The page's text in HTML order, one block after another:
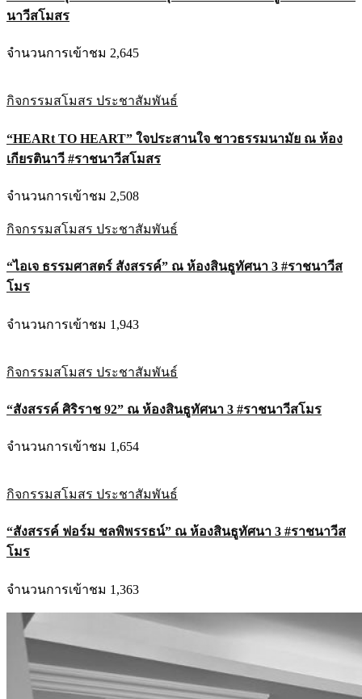
นาวีสโมสร
จำนวนการเข้าชม 2,645
กิจกรรมสโมสร ประชาสัมพันธ์
“HEARt TO HEART” ใจประสานใจ ชาวธรรมนามัย ณ ห้อง
เกียรตินาวี #ราชนาวีสโมสร
จำนวนการเข้าชม 2,508
กิจกรรมสโมสร ประชาสัมพันธ์
“ไอเจ ธรรมศาสตร์ สังสรรค์” ณ ห้องสินธูทัศนา 3 #ราชนาวีส
โมร
จำนวนการเข้าชม 1,943
กิจกรรมสโมสร ประชาสัมพันธ์
“สังสรรค์ ศิริราช 92” ณ ห้องสินธูทัศนา 3 #ราชนาวีสโมร
จำนวนการเข้าชม 1,654
กิจกรรมสโมสร ประชาสัมพันธ์
“สังสรรค์ ฟอร์ม ชลพิพรรธน์” ณ ห้องสินธูทัศนา 3 #ราชนาวีส
โมร
จำนวนการเข้าชม 1,363